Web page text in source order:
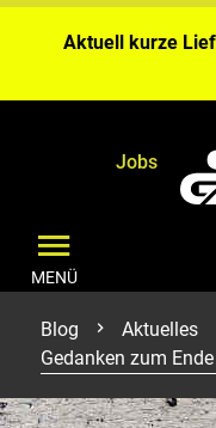
Aktuell kurze
Aktuell kurze
Jobs
MENÜ
Blog
Aktuelles
Gedanken zum